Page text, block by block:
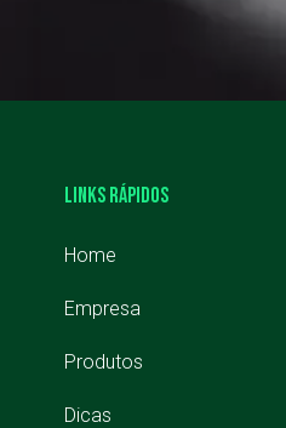
LINKS RÁPIDOS
Home
Empresa
Produtos
Dicas